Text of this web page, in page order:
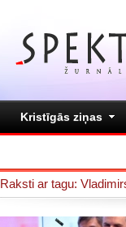
Kristīgās ziņas
Raksti ar tagu: